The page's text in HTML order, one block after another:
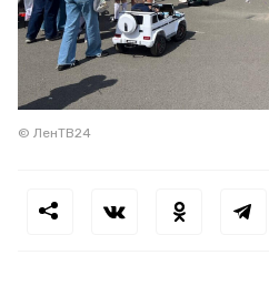
© ЛенТВ24